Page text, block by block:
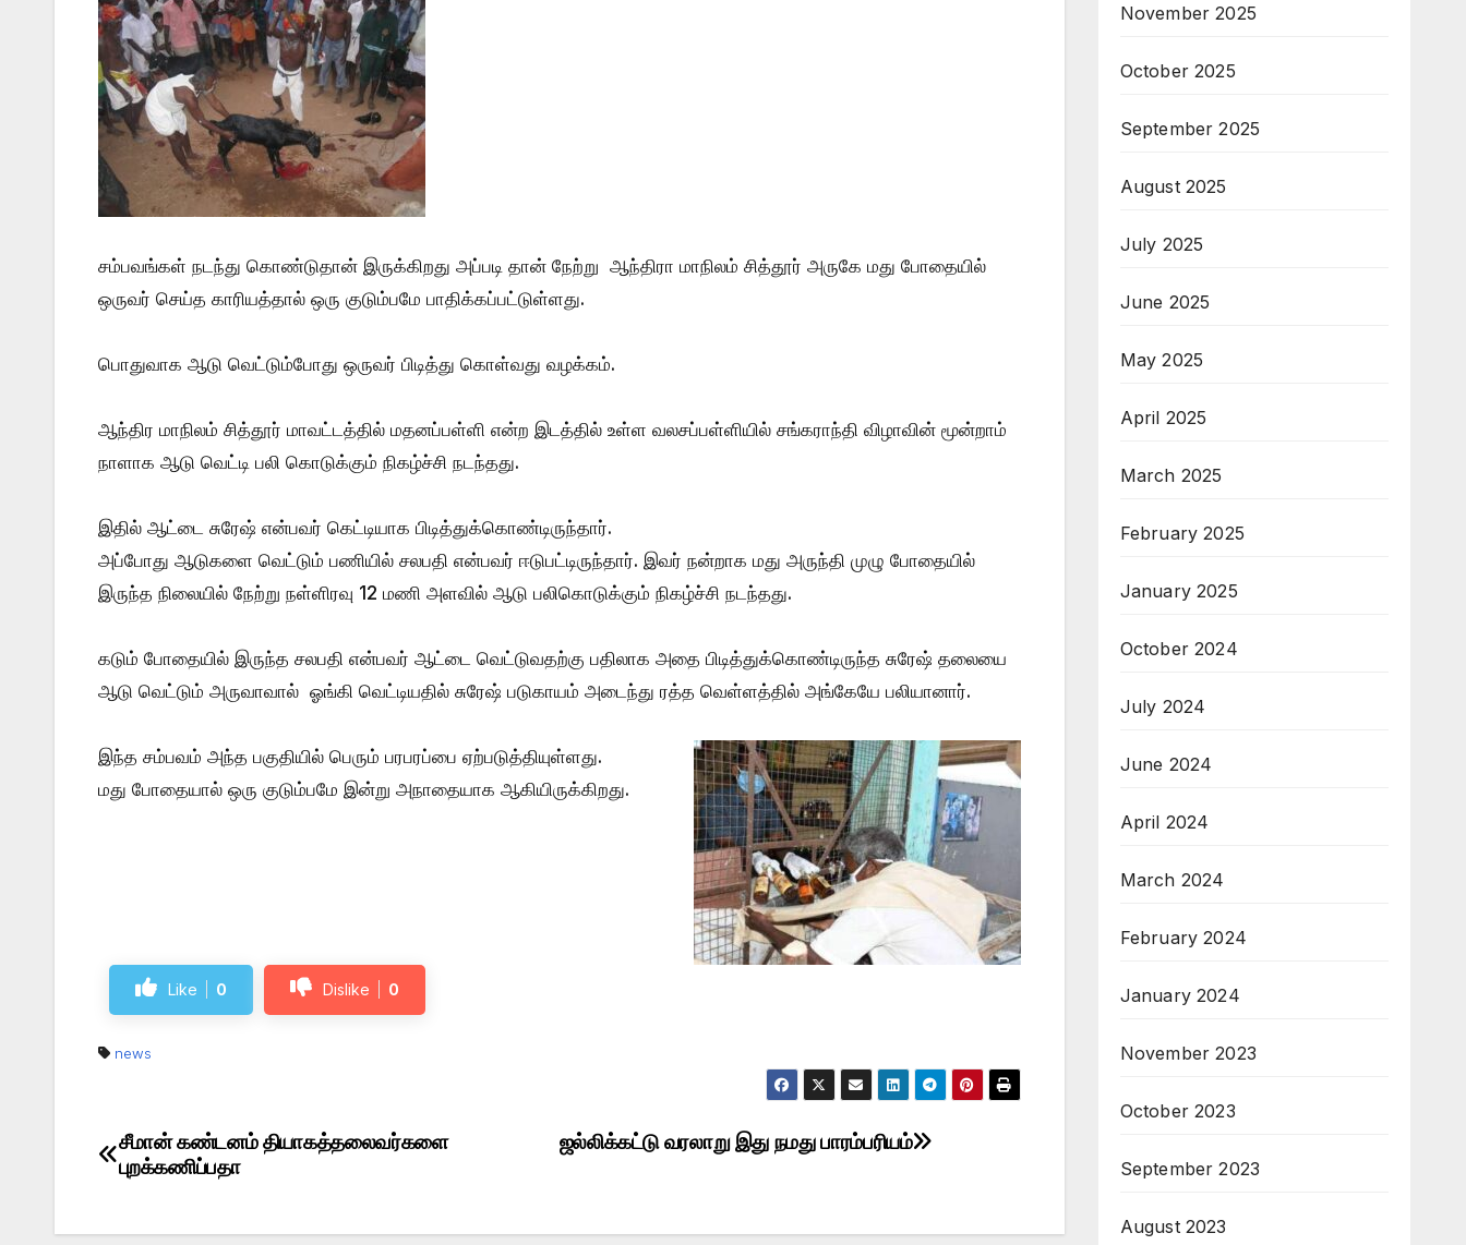
சம்பவங்கள் நடந்து கொண்டுதான் இருக்கிறது அப்படி தான் நேற்று ஆந்திரா மாநிலம் சித்தூர் அருகே மது போதையில்
ஒருவர் செய்த காரியத்தால் ஒரு குடும்பமே பாதிக்கப்பட்டுள்ளது.
பொதுவாக ஆடு வெட்டும்போது ஒருவர் பிடித்து கொள்வது வழக்கம்.
ஆந்திர மாநிலம் சித்தூர் மாவட்டத்தில் மதனப்பள்ளி என்ற இடத்தில் உள்ள வலசப்பள்ளியில் சங்கராந்தி விழாவின் மூன்றாம்
நாளாக ஆடு வெட்டி பலி கொடுக்கும் நிகழ்ச்சி நடந்தது.
இதில் ஆட்டை சுரேஷ் என்பவர் கெட்டியாக பிடித்துக்கொண்டிருந்தார்.
அப்போது ஆடுகளை வெட்டும் பணியில் சலபதி என்பவர் ஈடுபட்டிருந்தார். இவர் நன்றாக மது அருந்தி முழு போதையில்
இருந்த நிலையில் நேற்று நள்ளிரவு 12 மணி அளவில் ஆடு பலிகொடுக்கும் நிகழ்ச்சி நடந்தது.
கடும் போதையில் இருந்த சலபதி என்பவர் ஆட்டை வெட்டுவதற்கு பதிலாக அதை பிடித்துக்கொண்டிருந்த சுரேஷ் தலையை
ஆடு வெட்டும் அருவாவால் ஓங்கி வெட்டியதில் சுரேஷ் படுகாயம் அடைந்து ரத்த வெள்ளத்தில் அங்கேயே பலியானார்.
இந்த சம்பவம் அந்த பகுதியில் பெரும் பரபரப்பை ஏற்படுத்தியுள்ளது.
மது போதையால் ஒரு குடும்பமே இன்று அநாதையாக ஆகியிருக்கிறது.
Like 0 Dislike 0
news
Post
ஜல்லிக்கட்டு வரலாறு இது நமது பாரம்பரியம்
சீமான் கண்டனம் தியாகத்தலைவர்களை
புறக்கணிப்பதா
November 2025
October 2025
September 2025
August 2025
July 2025
June 2025
May 2025
April 2025
March 2025
February 2025
January 2025
October 2024
July 2024
June 2024
April 2024
March 2024
February 2024
January 2024
November 2023
October 2023
September 2023
August 2023